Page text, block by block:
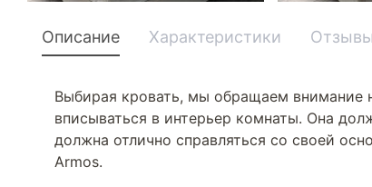
Описание Характеристики
Выбирая кровать, мы обращаем внимание
вписываться в интерьер комнаты. Она
должна отлично справляться со своей
Armos.